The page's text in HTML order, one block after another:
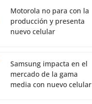
Motorola no para con la
producción y presenta
nuevo celular
Samsung impacta en el
mercado de la gama
media con nuevo celular